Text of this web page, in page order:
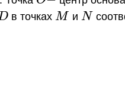
-
в точкахM
M и N
N